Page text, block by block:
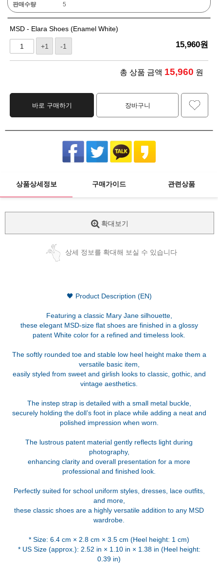
판매수량
5
MSD - Elara Shoes (Enamel White)
+1 -1 15,960원
총 상품 금액 15,960 원
바로 구매하기 장바구니
상품상세정보 구매가이드 관련상품
확대보기
상세 정보를 확대해 보실 수 있습니다
🖤 Product Description (EN)
Featuring a classic Mary Jane silhouette,
these elegant MSD-size flat shoes are finished in a glossy
patent White color for a refined and timeless look.
The softly rounded toe and stable low heel height make them a
versatile basic item,
easily styled from sweet and girlish looks to classic, gothic, and
vintage aesthetics.
The instep strap is detailed with a small metal buckle,
securely holding the doll’s foot in place while adding a neat and
polished impression when worn.
The lustrous patent material gently reflects light during
photography,
enhancing clarity and overall presentation for a more
professional and finished look.
Perfectly suited for school uniform styles, dresses, lace outfits,
and more,
these classic shoes are a highly versatile addition to any MSD
wardrobe.
* Size: 6.4 cm × 2.8 cm × 3.5 cm (Heel height: 1 cm)
* US Size (approx.): 2.52 in × 1.10 in × 1.38 in (Heel height:
0.39 in)